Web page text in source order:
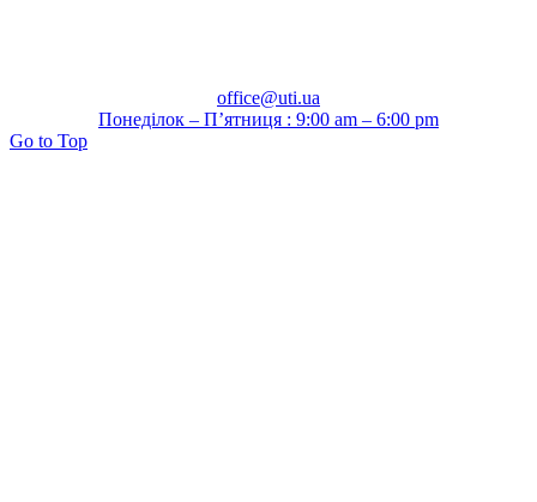
office@uti.ua
Понеділок – П’ятниця : 9:00 am – 6:00 pm
Go to Top